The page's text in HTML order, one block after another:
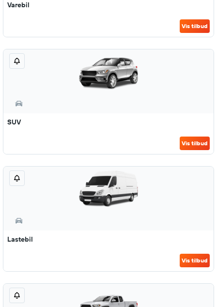
Varebil
Vis tilbud
SUV
Vis tilbud
Lastebil
Vis tilbud